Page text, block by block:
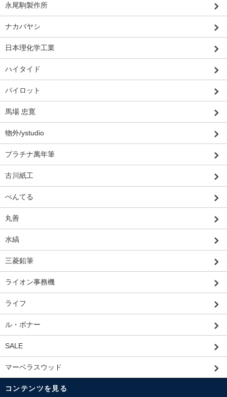
永尾駒製作所
ナカバヤシ
日本理化学工業
ハイタイド
パイロット
馬場 忠寛
物外/ystudio
プラチナ萬年筆
古川紙工
ぺんてる
丸善
水縞
三菱鉛筆
ライオン事務機
ライフ
ル・ボナー
SALE
マーベラスウッド
コンテンツを見る